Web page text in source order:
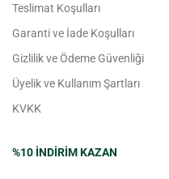
Teslimat Koşulları
Garanti ve İade Koşulları
Gizlilik ve Ödeme Güvenliği
Üyelik ve Kullanım Şartları
KVKK
%10 INDIRIM KAZAN